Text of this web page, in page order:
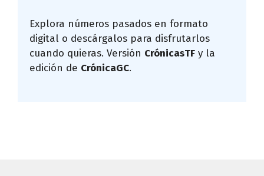
Explora números pasados en formato
digital o descárgalos para disfrutarlos
cuando quieras. Versión CrónicasTF y la
edición de CrónicaGC.